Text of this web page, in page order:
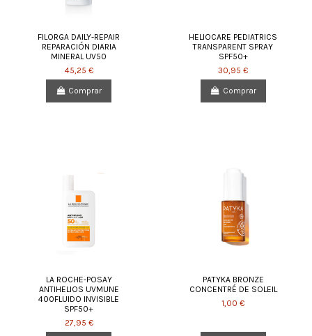
FILORGA DAILY-REPAIR
REPARACIÓN DIARIA
MINERAL UV50
45,25 €
Comprar
HELIOCARE PEDIATRICS
TRANSPARENT SPRAY
SPF50+
30,95 €
Comprar
LA ROCHE-POSAY
ANTIHELIOS UVMUNE
400FLUIDO INVISIBLE
SPF50+
27,95 €
PATYKA BRONZE
CONCENTRÉ DE SOLEIL
1,00 €